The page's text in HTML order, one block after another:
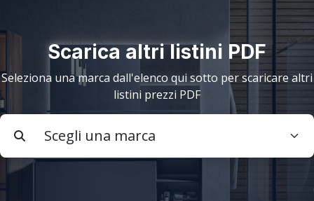
Scarica altri listini PDF
Seleziona una marca dall'elenco qui sotto per scaricare altri
listini prezzi PDF